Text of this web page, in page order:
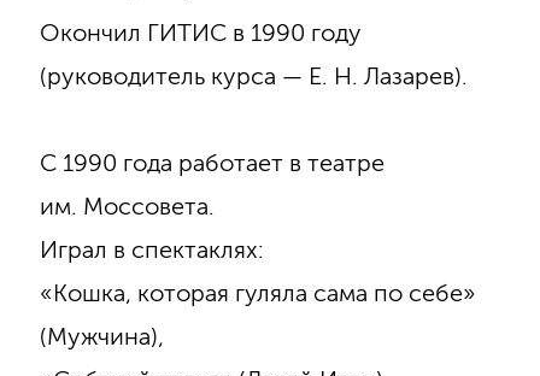
Окончил ГИТИС в 1990 году
(руководитель курса — Е. Н. Лазарев).
С 1990 года работает в театре
им. Моссовета.
Играл в спектаклях:
«Кошка, которая гуляла сама по себе»
(Мужчина),